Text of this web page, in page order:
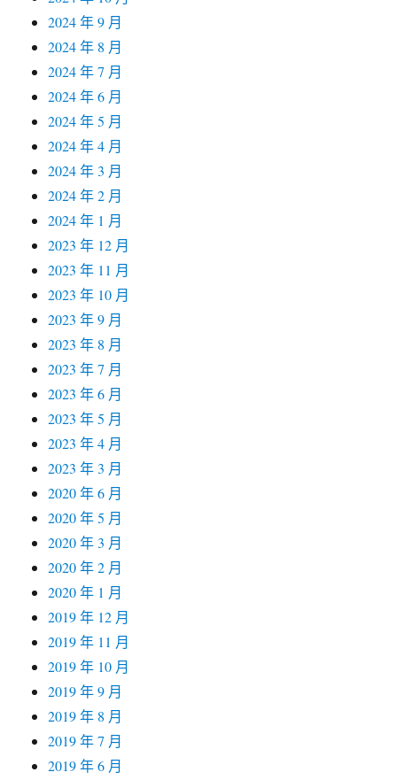
2024 年 9 月
2024 年 8 月
2024 年 7 月
2024 年 6 月
2024 年 5 月
2024 年 4 月
2024 年 3 月
2024 年 2 月
2024 年 1 月
2023 年 12 月
2023 年 11 月
2023 年 10 月
2023 年 9 月
2023 年 8 月
2023 年 7 月
2023 年 6 月
2023 年 5 月
2023 年 4 月
2023 年 3 月
2020 年 6 月
2020 年 5 月
2020 年 3 月
2020 年 2 月
2020 年 1 月
2019 年 12 月
2019 年 11 月
2019 年 10 月
2019 年 9 月
2019 年 8 月
2019 年 7 月
2019 年 6 月